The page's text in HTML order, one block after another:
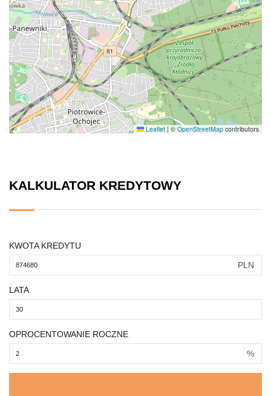
Leaflet | © OpenStreetMap contributors
KALKULATOR KREDYTOWY
KWOTA KREDYTU
PLN
LATA
OPROCENTOWANIE ROCZNE
%